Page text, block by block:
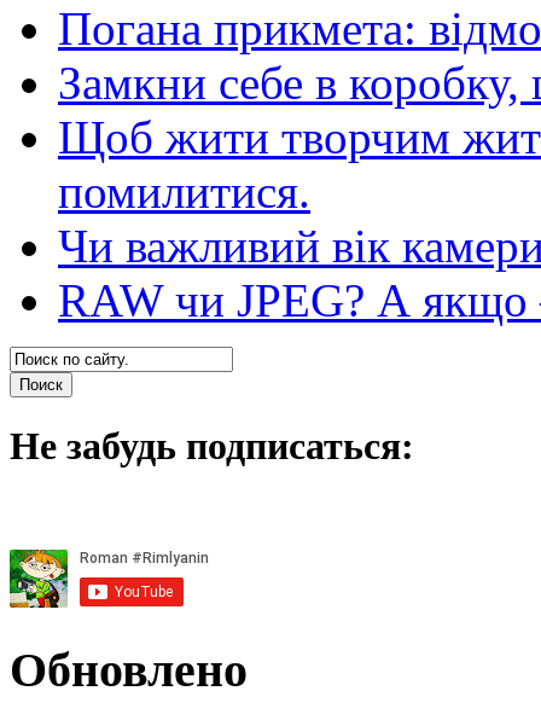
Погана прикмета:
Замкни себе в
Щоб жити творчим
помилитися.
Чи важливий вік
RAW чи JPEG? А якщо
Не забудь подписаться:
Обновлено